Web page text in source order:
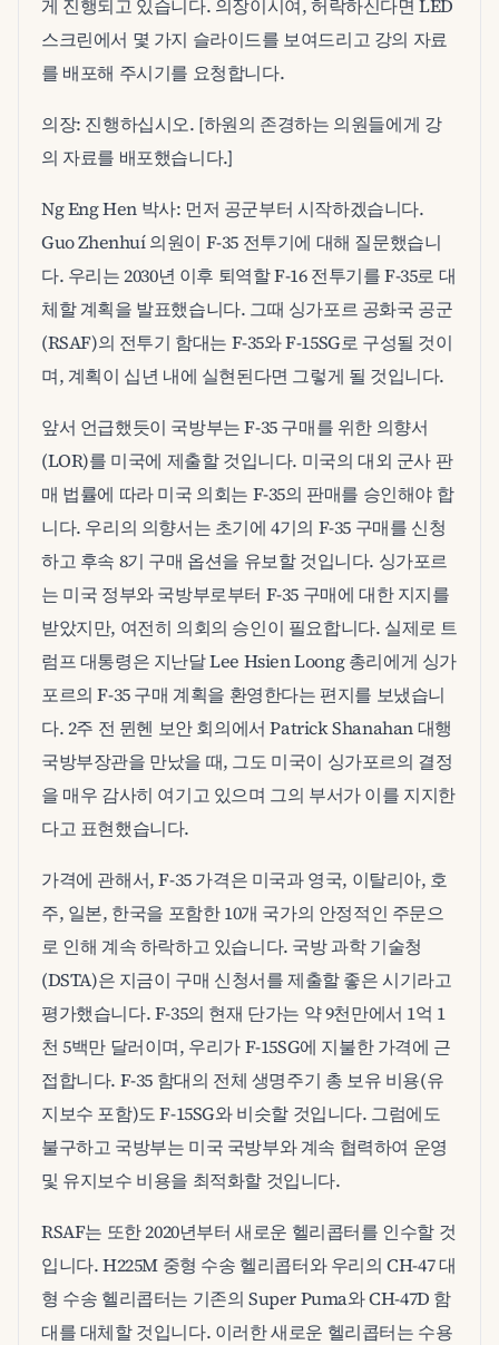
게 진행되고 있습니다. 의장이시여, 허락하신다면 LED
스크린에서 몇 가지 슬라이드를 보여드리고 강의 자료
를 배포해 주시기를 요청합니다.
의장: 진행하십시오. [하원의 존경하는 의원들에게 강
의 자료를 배포했습니다.]
Ng Eng Hen 박사: 먼저 공군부터 시작하겠습니다.
Guo Zhenhuí 의원이 F-35 전투기에 대해 질문했습니
다. 우리는 2030년 이후 퇴역할 F-16 전투기를 F-35로 대
체할 계획을 발표했습니다. 그때 싱가포르 공화국 공군
(RSAF)의 전투기 함대는 F-35와 F-15SG로 구성될 것이
며, 계획이 십년 내에 실현된다면 그렇게 될 것입니다.
앞서 언급했듯이 국방부는 F-35 구매를 위한 의향서
(LOR)를 미국에 제출할 것입니다. 미국의 대외 군사 판
매 법률에 따라 미국 의회는 F-35의 판매를 승인해야 합
니다. 우리의 의향서는 초기에 4기의 F-35 구매를 신청
하고 후속 8기 구매 옵션을 유보할 것입니다. 싱가포르
는 미국 정부와 국방부로부터 F-35 구매에 대한 지지를
받았지만, 여전히 의회의 승인이 필요합니다. 실제로 트
럼프 대통령은 지난달 Lee Hsien Loong 총리에게 싱가
포르의 F-35 구매 계획을 환영한다는 편지를 보냈습니
다. 2주 전 뮌헨 보안 회의에서 Patrick Shanahan 대행
국방부장관을 만났을 때, 그도 미국이 싱가포르의 결정
을 매우 감사히 여기고 있으며 그의 부서가 이를 지지한
다고 표현했습니다.
가격에 관해서, F-35 가격은 미국과 영국, 이탈리아, 호
주, 일본, 한국을 포함한 10개 국가의 안정적인 주문으
로 인해 계속 하락하고 있습니다. 국방 과학 기술청
(DSTA)은 지금이 구매 신청서를 제출할 좋은 시기라고
평가했습니다. F-35의 현재 단가는 약 9천만에서 1억 1
천 5백만 달러이며, 우리가 F-15SG에 지불한 가격에 근
접합니다. F-35 함대의 전체 생명주기 총 보유 비용(유
지보수 포함)도 F-15SG와 비슷할 것입니다. 그럼에도
불구하고 국방부는 미국 국방부와 계속 협력하여 운영
및 유지보수 비용을 최적화할 것입니다.
RSAF는 또한 2020년부터 새로운 헬리콥터를 인수할 것
입니다. H225M 중형 수송 헬리콥터와 우리의 CH-47 대
형 수송 헬리콥터는 기존의 Super Puma와 CH-47D 함
대를 대체할 것입니다. 이러한 새로운 헬리콥터는 수용